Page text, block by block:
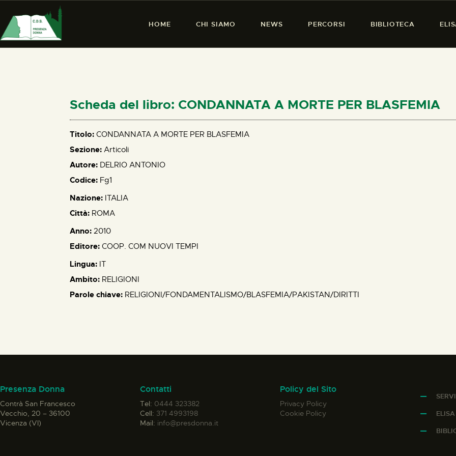
HOME CHI SIAMO NEWS PERCORSI BIBLIOTECA
PRESENZA DONNA
PERCORSI
BIBLIOTECA
Scheda del libro: CONDANNATA A MORTE PER BLASFEMIA
Titolo: CONDANNATA A MORTE PER BLASFEMIA
Sezione: Articoli
Autore: DELRIO ANTONIO
Codice: Fg1
Nazione: ITALIA
Città: ROMA
Anno: 2010
Editore: COOP. COM NUOVI TEMPI
Lingua: IT
Ambito: RELIGIONI
Parole chiave: RELIGIONI/FONDAMENTALISMO/BLASFEMIA/PAKISTAN/DIRITTI
Presenza Donna
Contrà San Francesco
Vecchio, 20 – 36100
Vicenza (VI)
Contatti
Tel: 0444 323382
Cell: 371 4993198
Mail: info@presdonna.it
Policy del Sito
Privacy Policy
Cookie Policy